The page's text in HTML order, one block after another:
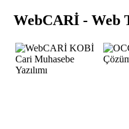
WebCARİ - Web